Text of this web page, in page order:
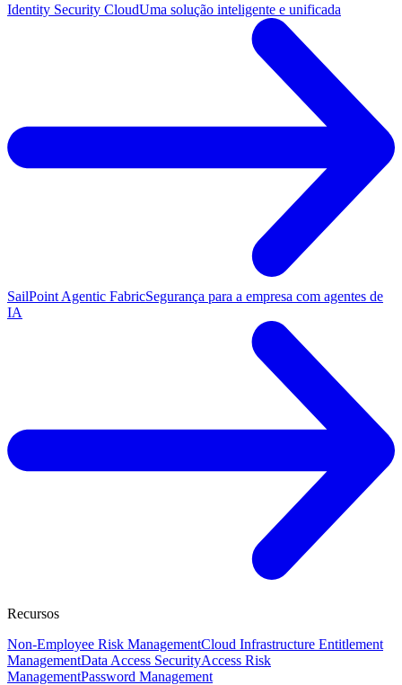
Identity Security CloudUma solução inteligente e unificada
SailPoint Agentic FabricSegurança para a empresa com agentes de
IA
Recursos
Non-Employee Risk ManagementCloud Infrastructure Entitlement
ManagementData Access SecurityAccess Risk
ManagementPassword Management